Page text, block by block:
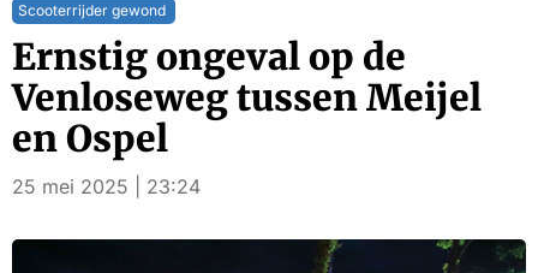
Scooterrijder gewond
Ernstig ongeval op de
Venloseweg tussen Meijel
en Ospel
25 mei 2025 | 23:24